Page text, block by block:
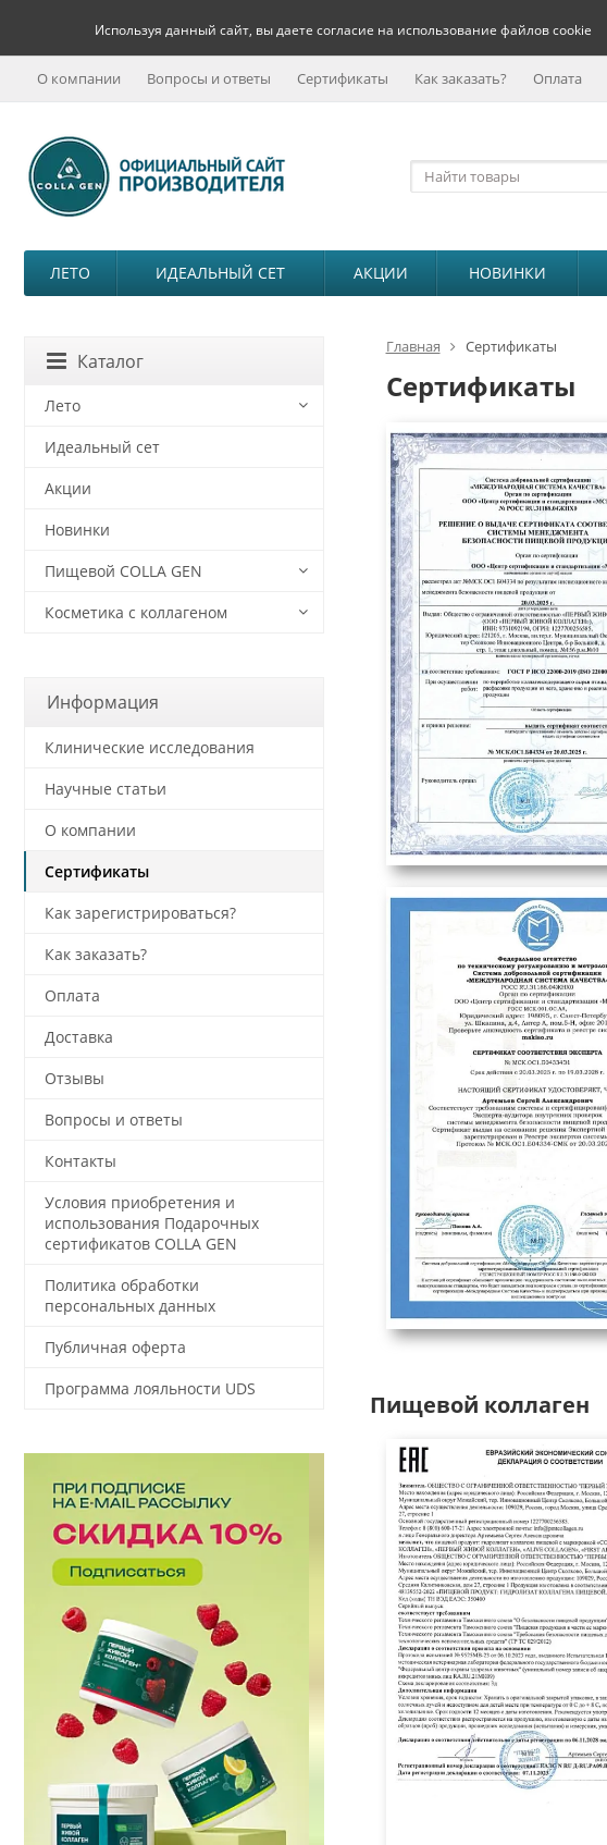
Используя данный сайт, вы даете согласие на использование файлов cookie
О компании Вопросы и ответы Сертификаты Как заказать? Оплата
ЛЕТО ИДЕАЛЬНЫЙ СЕТ АКЦИИ НОВИНКИ
Главная Сертификаты
Сертификаты
Пищевой коллаген
Каталог
Лето
Идеальный сет
Акции
Новинки
Пищевой COLLA GEN
Косметика с коллагеном
Информация
Клинические исследования
Научные статьи
О компании
Сертификаты
Как зарегистрироваться?
Как заказать?
Оплата
Доставка
Отзывы
Вопросы и ответы
Контакты
Условия приобретения и
использования Подарочных
сертификатов COLLA GEN
Политика обработки
персональных данных
Публичная оферта
Программа лояльности UDS